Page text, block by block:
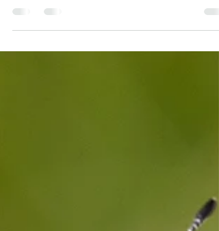
fluidité » L’érable nous montre une...